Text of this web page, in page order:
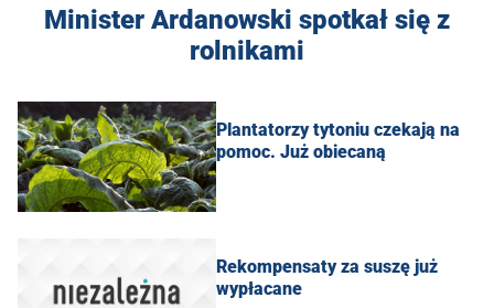
Minister Ardanowski spotkał się z
rolnikami
Plantatorzy tytoniu czekają na
pomoc. Już obiecaną
Rekompensaty za suszę już
wypłacane